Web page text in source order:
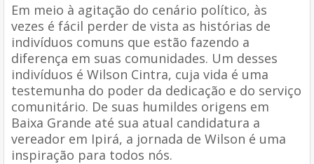
Em meio à agitação do cenário político, às
vezes é fácil perder de vista as histórias de
indivíduos comuns que estão fazendo a
diferença em suas comunidades. Um desses
indivíduos é Wilson Cintra, cuja vida é uma
testemunha do poder da dedicação e do serviço
comunitário. De suas humildes origens em
Baixa Grande até sua atual candidatura a
vereador em Ipirá, a jornada de Wilson é uma
inspiração para todos nós.